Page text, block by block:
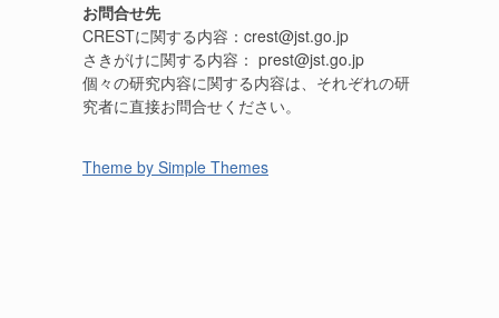
お問合せ先
CRESTに関する内容：crest@jst.go.jp
さきがけに関する内容： prest@jst.go.jp
個々の研究内容に関する内容は、それぞれの研
究者に直接お問合せください。
Theme by Simple Themes